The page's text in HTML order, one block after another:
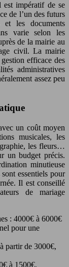
impératif de se
de l’un des futurs
et les documents
varie selon les
de la mairie au
civil. La mairie
efficace des
administratives
assez peu
un coût moyen
musicales, les
les fleurs…
un budget précis.
minutieuse
essentiels pour
Il est conseillé
de mariage
: 4000€ à 6000€
pour une
partir de 3000€,
à 1500€.